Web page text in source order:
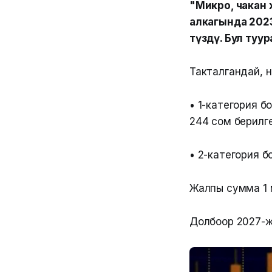
"Микро,
алкагында
түздү. Бул
Такталгандай,
• 1-категория
244 сом
• 2-категория
Жалпы сумма 1
Долбоор 2027-